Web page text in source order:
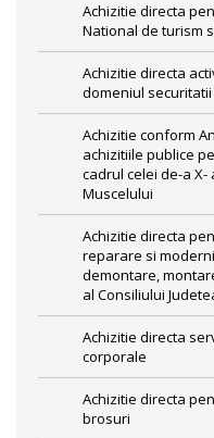
Achizitie directa
National de turism
Achizitie directa
domeniul
Achizitie conform
achizitiile publice
cadrul celei de-a
Muscelului
Achizitie directa
reparare si
demontare,
al Consiliului
Achizitie directa
corporale
Achizitie directa
brosuri